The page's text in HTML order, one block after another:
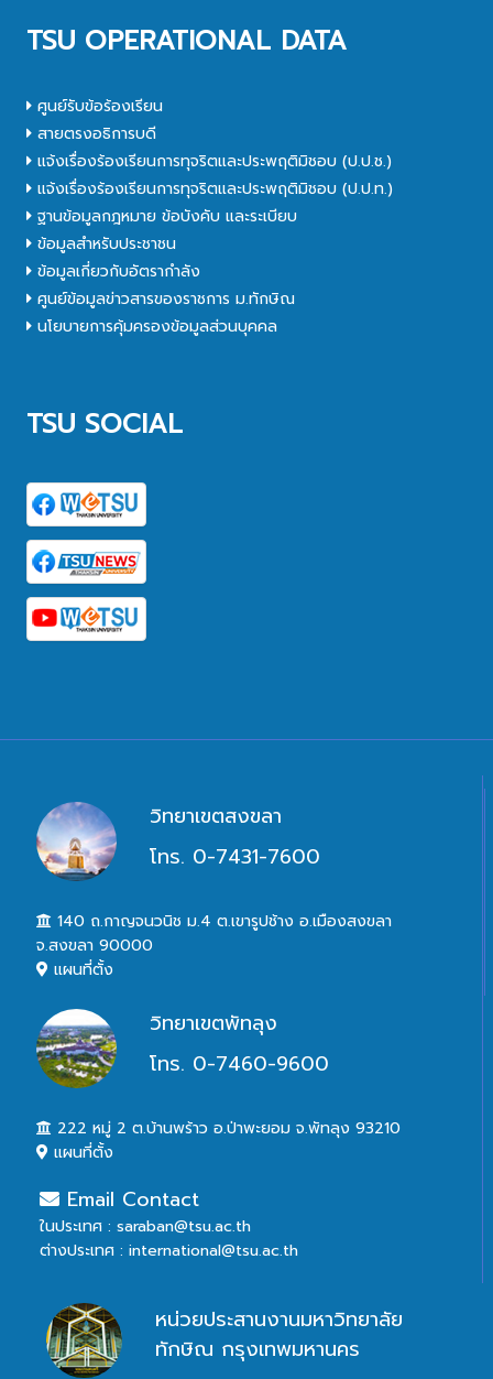
TSU OPERATIONAL DATA
ศูนย์รับข้อร้องเรียน
สายตรงอธิการบดี
แจ้งเรื่องร้องเรียนการทุจริตและประพฤติมิชอบ (ป.ป.ช.)
แจ้งเรื่องร้องเรียนการทุจริตและประพฤติมิชอบ (ป.ป.ท.)
ฐานข้อมูลกฎหมาย ข้อบังคับ และระเบียบ
ข้อมูลสำหรับประชาชน
ข้อมูลเกี่ยวกับอัตรากำลัง
ศูนย์ข้อมูลข่าวสารของราชการ ม.ทักษิณ
นโยบายการคุ้มครองข้อมูลส่วนบุคคล
TSU SOCIAL
วิทยาเขตสงขลา
โทร. 0-7431-7600
140 ถ.กาญจนวนิช ม.4 ต.เขารูปช้าง อ.เมืองสงขลา
จ.สงขลา 90000
แผนที่ตั้ง
วิทยาเขตพัทลุง
โทร. 0-7460-9600
222 หมู่ 2 ต.บ้านพร้าว อ.ป่าพะยอม จ.พัทลุง 93210
แผนที่ตั้ง
Email Contact
ในประเทศ : saraban@tsu.ac.th
ต่างประเทศ : international@tsu.ac.th
หน่วยประสานงานมหาวิทยาลัย
ทักษิณ กรุงเทพมหานคร